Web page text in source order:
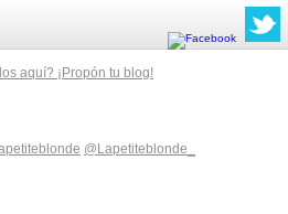
aquí? ¡Propón tu blog!
@Lapetiteblonde_